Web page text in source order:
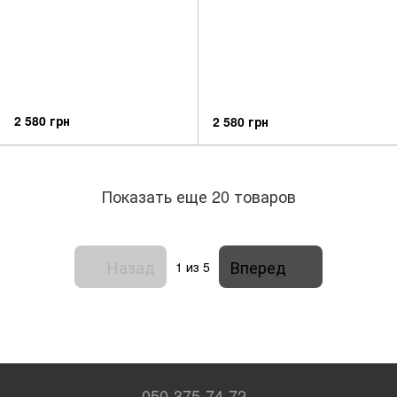
2 580 грн 2 580 грн
Показать еще 20 товаров
1 из 5 Вперед